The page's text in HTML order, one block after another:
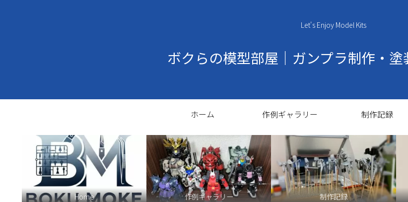
Let's Enjoy Model Kits
ボクらの模型部屋｜ガンプラ制作・
ホーム 作例ギャラリー 制作記録
Home 作例ギャラリー 制作記録